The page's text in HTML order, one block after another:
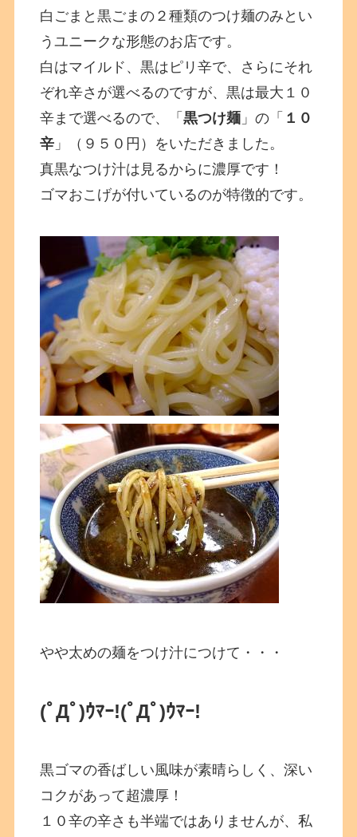
白ごまと黒ごまの２種類のつけ麺のみとい
うユニークな形態のお店です。
白はマイルド、黒はピリ辛で、さらにそれ
ぞれ辛さが選べるのですが、黒は最大１０
辛まで選べるので、「黒つけ麺 」の「 １０
辛 」（９５０円）をいただきました。
真黒なつけ汁は見るからに濃厚です！
ゴマおこげが付いているのが特徴的です。
やや太めの麺をつけ汁につけて・・・
(ﾟДﾟ)ｳﾏｰ!(ﾟДﾟ)ｳﾏｰ!
黒ゴマの香ばしい風味が素晴らしく、深い
コクがあって超濃厚！
１０辛の辛さも半端ではありませんが、私